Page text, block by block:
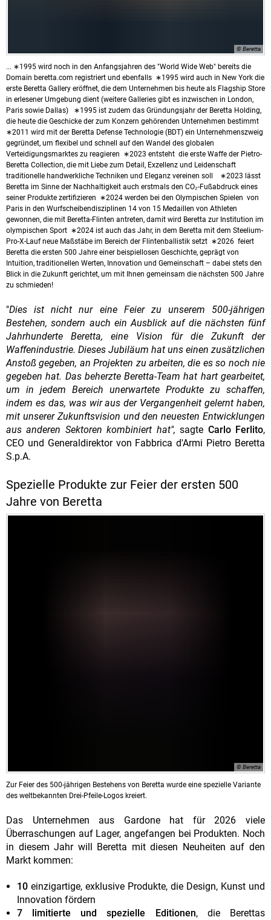
© Beretta
... ∗1995 wird noch in den Anfangsjahren des "World Wide Web" bereits die
Domain beretta.com registriert und ebenfalls ∗1995 wird auch in New York die
erste Beretta Gallery eröffnet, die dem Unternehmen bis heute als Flagship Store
in erlesener Umgebung dient (weitere Galleries gibt es inzwischen in London,
Paris sowie Dallas)
∗1995 ist zudem das Gründungsjahr der Beretta Holding,
die heute die Geschicke der zum Konzern gehörenden Unternehmen bestimmt
∗2011 wird mit der Beretta Defense Technologie (BDT) ein Unternehmenszweig
gegründet, um flexibel und schnell auf den Wandel des globalen
Verteidigungsmarktes zu reagieren ∗2023 entsteht die erste Waffe der Pietro-
Beretta Collection, die mit Liebe zum Detail, Exzellenz und Leidenschaft
traditionelle handwerkliche Techniken und Eleganz vereinen soll ∗2023 lässt
Beretta im Sinne der Nachhaltigkeit auch erstmals den CO₂-Fußabdruck eines
seiner Produkte zertifizieren ∗2024 werden bei den Olympischen Spielen von
Paris in den Wurfscheibendisziplinen 14 von 15 Medaillen von Athleten
gewonnen, die mit Beretta-Flinten antreten, damit wird Beretta zur Institution im
olympischen Sport ∗2024 ist auch das Jahr, in dem Beretta mit dem Steelium-
Pro-X-Lauf neue Maßstäbe im Bereich der Flintenballistik setzt ∗2026 feiert
Beretta die ersten 500 Jahre einer beispiellosen Geschichte, geprägt von
Intuition, traditionellen Werten, Innovation und Gemeinschaft – dabei stets den
Blick in die Zukunft gerichtet, um mit Ihnen gemeinsam die nächsten 500 Jahre
zu schmieden!
"Dies ist nicht nur eine Feier zu unserem 500-jährigen
Bestehen, sondern auch ein Ausblick auf die nächsten fünf
Jahrhunderte Beretta, eine Vision für die Zukunft der
Waffenindustrie. Dieses Jubiläum hat uns einen zusätzlichen
Anstoß gegeben, an Projekten zu arbeiten, die es so noch nie
gegeben hat. Das beherzte Beretta-Team hat hart gearbeitet,
um in jedem Bereich unerwartete Produkte zu schaffen,
indem es das, was wir aus der Vergangenheit gelernt haben,
mit unserer Zukunftsvision und den neuesten Entwicklungen
aus anderen Sektoren kombiniert hat",sagte Carlo Ferlito,
CEO und Generaldirektor von Fabbrica d'Armi Pietro Beretta
S.p.A.
Spezielle Produkte zur Feier der ersten 500
Jahre von Beretta
© Beretta
Zur Feier des 500-jährigen Bestehens von Beretta wurde eine spezielle Variante
des weltbekannten Drei-Pfeile-Logos kreiert.
Das Unternehmen aus Gardone hat für 2026 viele
Überraschungen auf Lager, angefangen bei Produkten. Noch
in diesem Jahr will Beretta mit diesen Neuheiten auf den
Markt kommen:
10einzigartige, exklusive Produkte, die Design, Kunst und
Innovation fördern
7 limitierte und spezielle Editionen, die Berettas